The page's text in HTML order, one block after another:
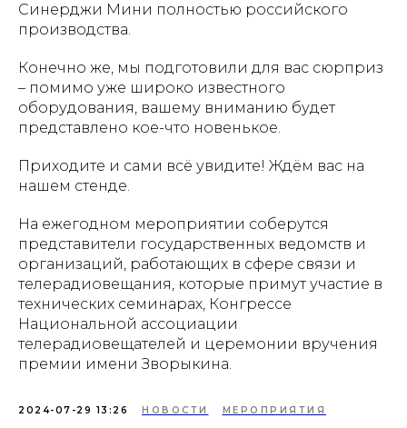
Синерджи Мини полностью российского
производства.
Конечно же, мы подготовили для вас сюрприз
– помимо уже широко известного
оборудования, вашему вниманию будет
представлено кое-что новенькое.
Приходите и сами всё увидите! Ждём вас на
нашем стенде.
На ежегодном мероприятии соберутся
представители государственных ведомств и
организаций, работающих в сфере связи и
телерадиовещания, которые примут участие в
технических семинарах, Конгрессе
Национальной ассоциации
телерадиовещателей и церемонии вручения
премии имени Зворыкина.
2024-07-29 13:26 НОВОСТИ МЕРОПРИЯТИЯ